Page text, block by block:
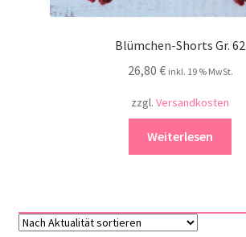
Blümchen-Shorts Gr. 62
26,80 € inkl. 19 % MwSt.
zzgl. Versandkosten
Weiterlesen